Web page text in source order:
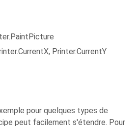
Printer.CurrentY
pour quelques types de
peut facilement s'étendre. Pour